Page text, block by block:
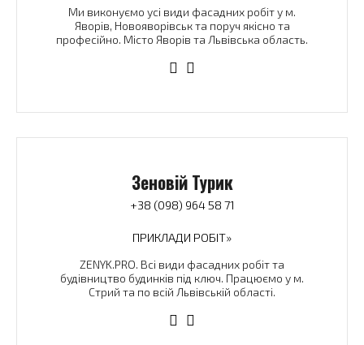
Ми виконуємо усі види фасадних робіт у м.
Яворів, Новояворівськ та поруч якісно та
професійно. Місто Яворів та Львівська область.
Зеновій Турик
+38 (098) 964 58 71
ПРИКЛАДИ РОБІТ»
ZENYK.PRO. Всі види фасадних робіт та
будівництво будинків під ключ. Працюємо у м.
Стрий та по всій Львівській області.